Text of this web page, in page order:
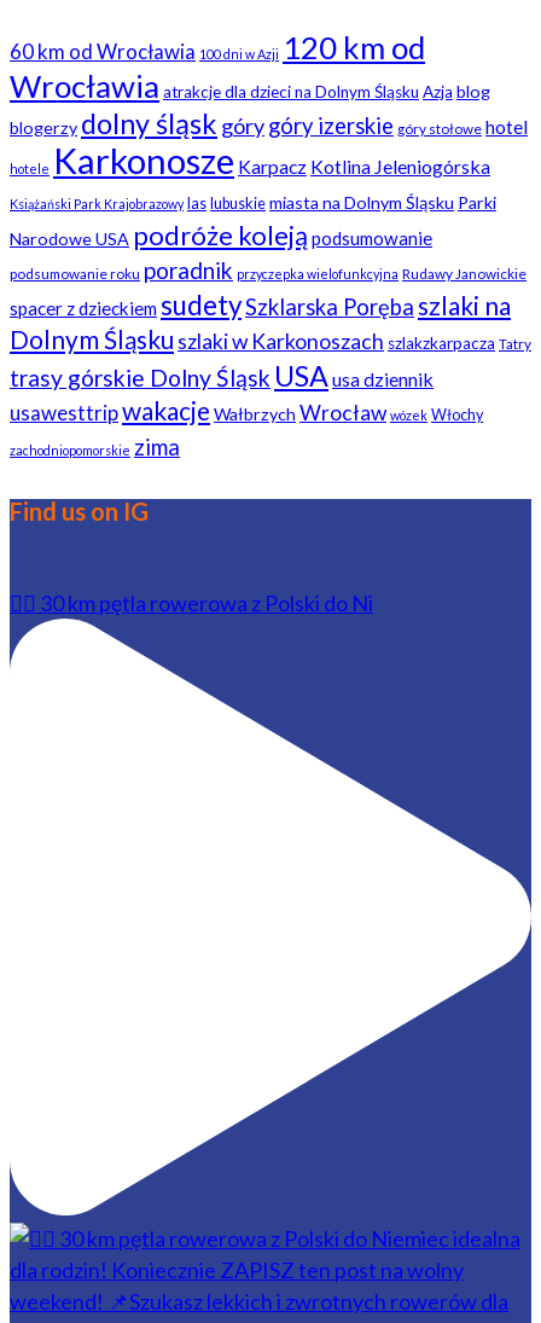
60 km od Wrocławia 100 dni w Azji 120 km od
Wrocławia atrakcje dla dzieci na Dolnym Śląsku Azja blog
blogerzy dolny śląsk górygóry izerskie góry stołowe hotel
hotele Karkonosze Karpacz Kotlina Jeleniogórska
Książański Park Krajobrazowy las lubuskie miasta na Dolnym Śląsku Parki
Narodowe USA podróże koleją podsumowanie
podsumowanie roku poradnik przyczepka wielofunkcyjna Rudawy Janowickie
spacer z dzieckiemsudetySzklarska Porębaszlaki na
Dolnym Śląsku szlaki w Karkonoszach szlakzkarpacza Tatry
trasy górskie Dolny Śląsk USAusa dziennik
usawesttripwakacje Wałbrzych Wrocław wózek Włochy
zachodniopomorskie zima
Find us on IG
🚴‍♂️ 30 km pętla rowerowa z Polski do Ni